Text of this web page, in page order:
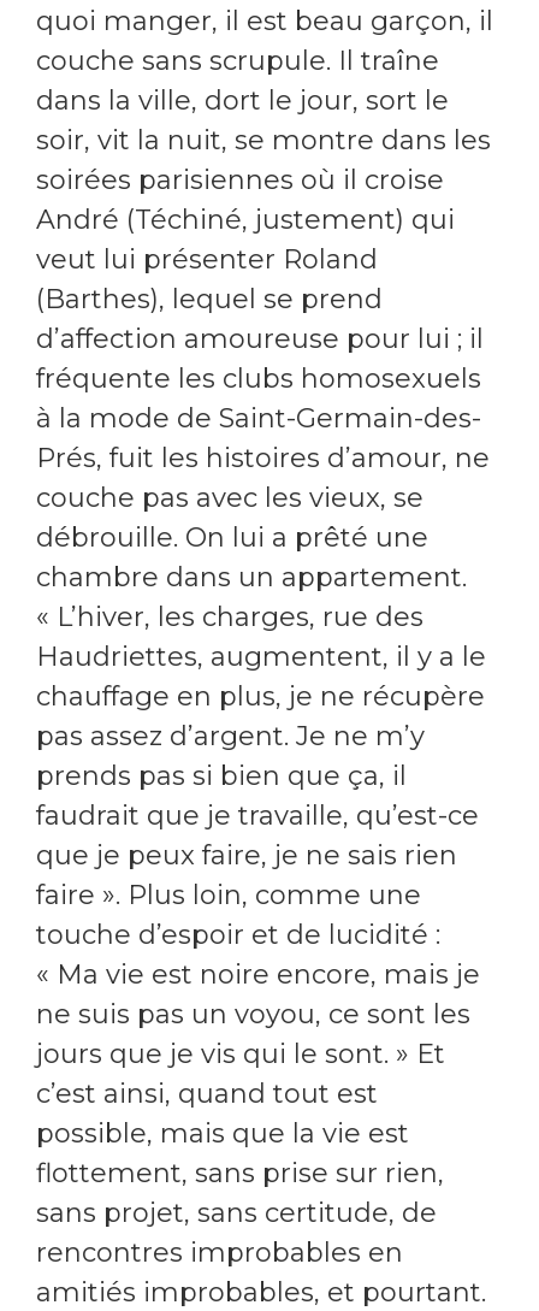
quoi manger, il est beau garçon, il
couche sans scrupule. Il traîne
dans la ville, dort le jour, sort le
soir, vit la nuit, se montre dans les
soirées parisiennes où il croise
André (Téchiné, justement) qui
veut lui présenter Roland
(Barthes), lequel se prend
d’affection amoureuse pour lui ; il
fréquente les clubs homosexuels
à la mode de Saint-Germain-des-
Prés, fuit les histoires d’amour, ne
couche pas avec les vieux, se
débrouille. On lui a prêté une
chambre dans un appartement.
« L’hiver, les charges, rue des
Haudriettes, augmentent, il y a le
chauffage en plus, je ne récupère
pas assez d’argent. Je ne m’y
prends pas si bien que ça, il
faudrait que je travaille, qu’est-ce
que je peux faire, je ne sais rien
faire ». Plus loin, comme une
touche d’espoir et de lucidité :
« Ma vie est noire encore, mais je
ne suis pas un voyou, ce sont les
jours que je vis qui le sont. » Et
c’est ainsi, quand tout est
possible, mais que la vie est
flottement, sans prise sur rien,
sans projet, sans certitude, de
rencontres improbables en
amitiés improbables, et pourtant.